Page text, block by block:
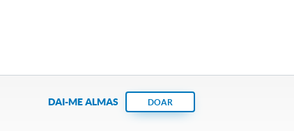
DAI-ME ALMAS DOAR